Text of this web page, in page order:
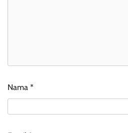
Nama *